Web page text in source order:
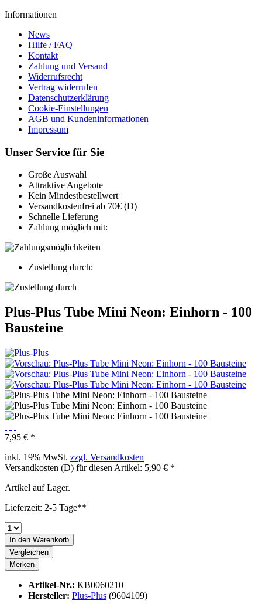
Informationen
News
Hilfe / FAQ
Kontakt
Zahlung und Versand
Widerrufsrecht
Vertrag widerrufen
Datenschutzerklärung
Cookie-Einstellungen
AGB und Kundeninformationen
Impressum
Unser Service für Sie
Große Auswahl
Attraktive Angebote
Kein Mindestbestellwert
Versandkostenfrei ab 70€ (D)
Schnelle Lieferung
Zahlung möglich mit:
Zustellung durch:
Plus-Plus Tube Mini Neon: Einhorn - 100
Bausteine
7,95 € *
inkl. 19% MwSt. zzgl. Versandkosten
Versandkosten (D) für diesen Artikel: 5,90 € *
Artikel auf Lager.
Lieferzeit: 2-5 Tage**
In den Warenkorb
Vergleichen
Merken
Artikel-Nr.: KB0060210
Hersteller: Plus-Plus (9604109)